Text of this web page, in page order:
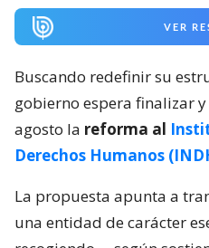
VER
Buscando redefinir su
gobierno espera finalizar
agosto la reforma al
Derechos Humanos
La propuesta apunta a
una entidad de carácter